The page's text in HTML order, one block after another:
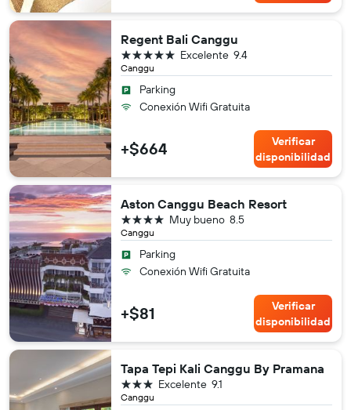
Regent Bali Canggu
Canggu
9.4
Excelente
5 estrellas
Parking
Conexión Wifi Gratuita
+$664
Verificar
disponibilidad
Aston Canggu Beach Resort
Canggu
8.5
Muy bueno
4 estrellas
Parking
Conexión Wifi Gratuita
+$81
Verificar
disponibilidad
Tapa Tepi Kali Canggu By Pramana
Canggu
9.1
Excelente
3 estrellas